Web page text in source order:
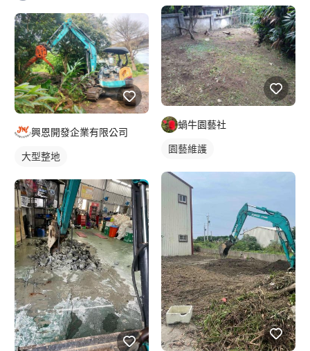
興恩開發企業有限公司
大型整地
蝸牛園藝社
園藝維護